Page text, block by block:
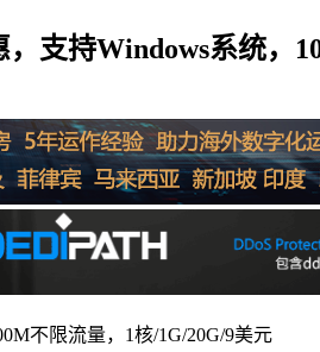
支持Windows系统，
不限流量，1核/1G/20G/9美元